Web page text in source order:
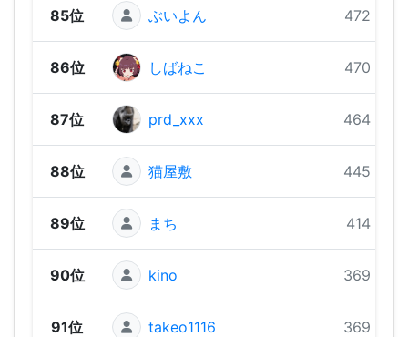
85位 ぶいよん 472 pts
86位 しばねこ 470 pts
87位 prd_xxx 464 pts
88位 猫屋敷 445 pts
89位 まち 414 pts
90位 kino 369 pts
91位 takeo1116 369 pts